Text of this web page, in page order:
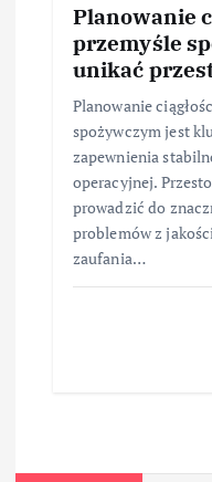
Planowanie
przemyśle
unikać
Planowanie
spożywczym jest
zapewnienia
operacyjnej.
prowadzić do
problemów z
zaufania…